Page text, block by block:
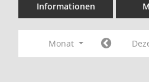
Informationen
Monat